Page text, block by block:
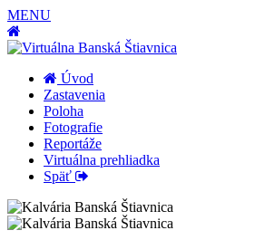
MENU
Úvod
Zastavenia
Poloha
Fotografie
Reportáže
Virtuálna prehliadka
Späť